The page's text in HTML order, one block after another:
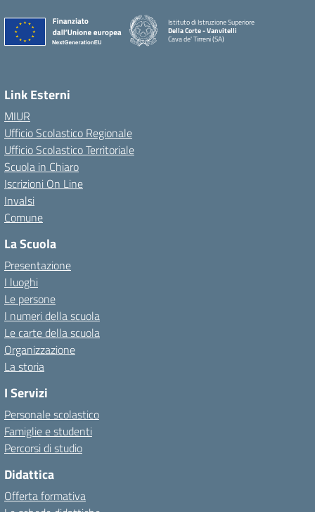
Istituto di Istruzione Superiore
Della Corte - Vanvitelli
Cava de' Tirreni (SA)
Link Esterni
MIUR
Ufficio Scolastico Regionale
Ufficio Scolastico Territoriale
Scuola in Chiaro
Iscrizioni On Line
Invalsi
Comune
La Scuola
Presentazione
I luoghi
Le persone
I numeri della scuola
Le carte della scuola
Organizzazione
La storia
I Servizi
Personale scolastico
Famiglie e studenti
Percorsi di studio
Didattica
Offerta formativa